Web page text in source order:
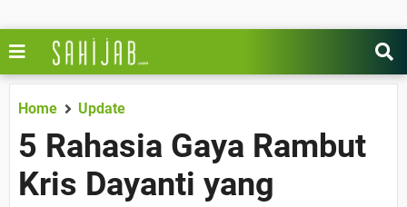
Home Update
5 Rahasia Gaya Rambut
Kris Dayanti yang